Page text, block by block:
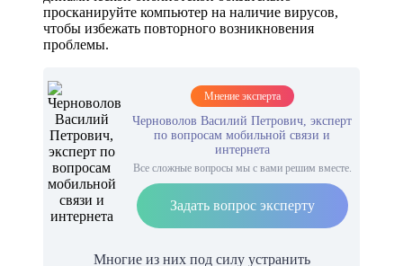
просканируйте компьютер на наличие вирусов,
чтобы избежать повторного возникновения
проблемы.
Мнение эксперта
Черноволов Василий Петрович, эксперт
по вопросам мобильной связи и
интернета
Все сложные вопросы мы с вами решим вместе.
Задать вопрос эксперту
Многие из них под силу устранить